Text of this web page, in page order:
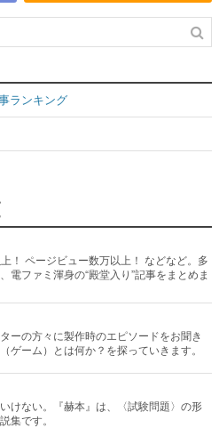
ランキング
！ ページビュー数万以上！ などなど。多
電ファミ渾身の“殿堂入り”記事をまとめま
ーの方々に製作時のエピソードをお聞き
ゲーム）とは何か？を探っていきます。
けない。『赫本』は、〈試験問題〉の形
集です。